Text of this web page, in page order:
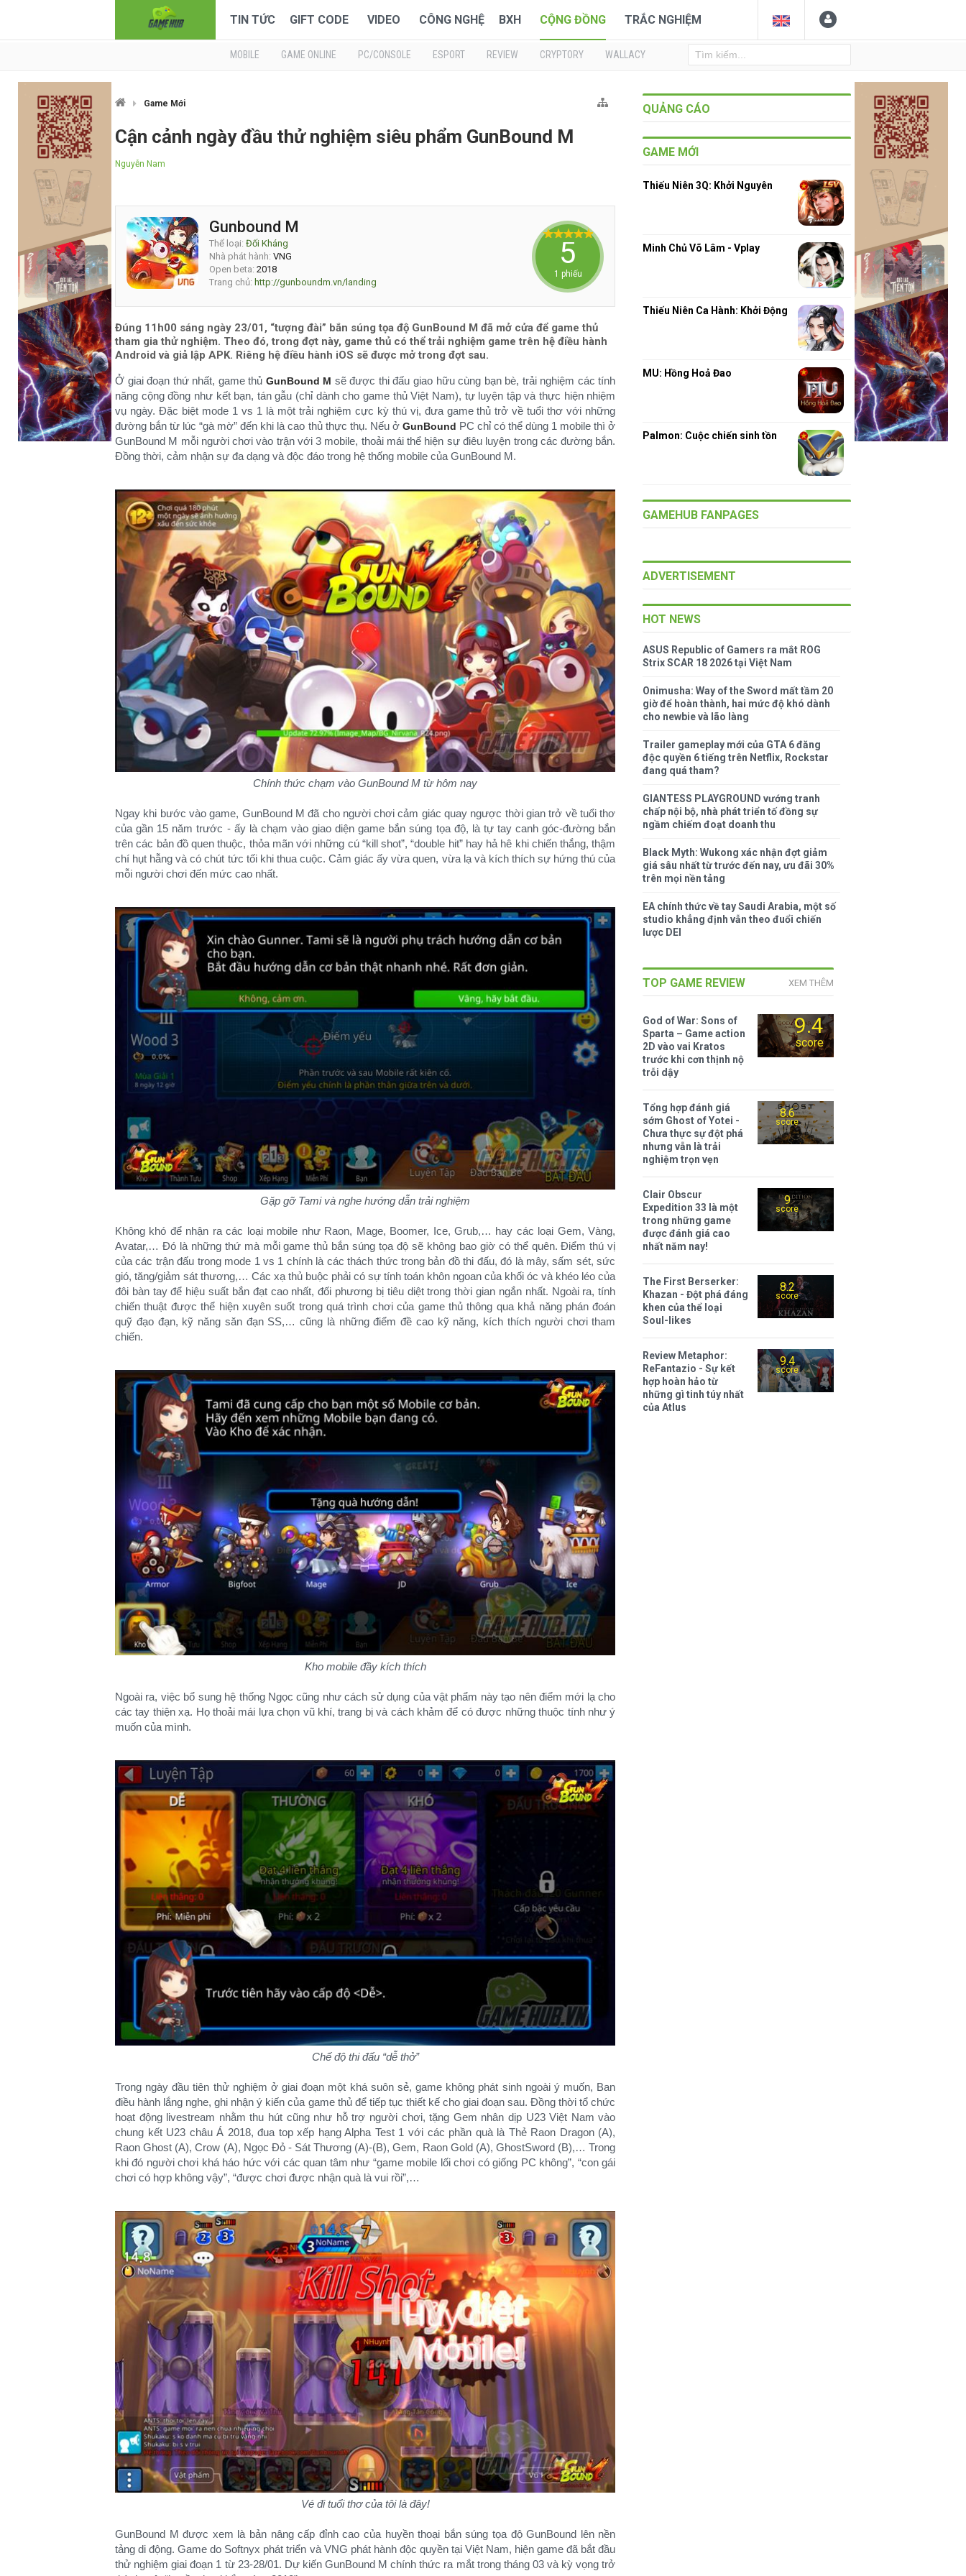
TIN TỨC GIFT CODE VIDEO CÔNG NGHỆ BXH CỘNG ĐỒNG TRẮC NGHIỆM
MOBILE GAME ONLINE PC/CONSOLE ESPORT REVIEW CRYPTORY WALLACY
Game Mới
Cận cảnh ngày đầu thử nghiệm siêu phẩm GunBound M
Nguyễn Nam
Gunbound M
Thể loại: Đối Kháng
Nhà phát hành: VNG
Open beta: 2018
Trang chủ: http://gunboundm.vn/landing
5
1 phiếu
Đúng 11h00 sáng ngày 23/01, “tượng đài” bắn súng tọa độ GunBound M đã mở cửa để game thủ
tham gia thử nghiệm. Theo đó, trong đợt này, game thủ có thể trải nghiệm game trên hệ điều hành
Android và giả lập APK. Riêng hệ điều hành iOS sẽ được mở trong đợt sau.
Ở giai đoạn thứ nhất, game thủ GunBound M sẽ được thi đấu giao hữu cùng bạn bè, trải nghiệm các tính
năng cộng đồng như kết bạn, tán gẫu (chỉ dành cho game thủ Việt Nam), tự luyện tập và thực hiện nhiệm
vụ ngày. Đặc biệt mode 1 vs 1 là một trải nghiệm cực kỳ thú vị, đưa game thủ trở về tuổi thơ với những
đường bắn từ lúc “gà mờ” đến khi là cao thủ thực thụ. Nếu ở GunBound PC chỉ có thể dùng 1 mobile thì ở
GunBound M mỗi người chơi vào trận với 3 mobile, thoải mái thể hiện sự điêu luyện trong các đường bắn.
Đồng thời, cảm nhận sự đa dạng và độc đáo trong hệ thống mobile của GunBound M.
Chính thức chạm vào GunBound M từ hôm nay
Ngay khi bước vào game, GunBound M đã cho người chơi cảm giác quay ngược thời gian trở về tuổi thơ
của gần 15 năm trước - ấy là chạm vào giao diện game bắn súng tọa độ, là tự tay canh góc-đường bắn
trên các bản đồ quen thuộc, thỏa mãn với những cú “kill shot”, “double hit” hay hả hê khi chiến thắng, thậm
chí hụt hẫng và có chút tức tối khi thua cuộc. Cảm giác ấy vừa quen, vừa lạ và kích thích sự hứng thú của
mỗi người chơi đến mức cao nhất.
Gặp gỡ Tami và nghe hướng dẫn trải nghiệm
Không khó để nhận ra các loại mobile như Raon, Mage, Boomer, Ice, Grub,… hay các loại Gem, Vàng,
Avatar,… Đó là những thứ mà mỗi game thủ bắn súng tọa độ sẽ không bao giờ có thể quên. Điểm thú vị
của các trận đấu trong mode 1 vs 1 chính là các thách thức trong bản đồ thi đấu, đó là mây, sấm sét, sức
gió, tăng/giảm sát thương,… Các xạ thủ buộc phải có sự tính toán khôn ngoan của khối óc và khéo léo của
đôi bàn tay để hiệu suất bắn đạt cao nhất, đối phương bị tiêu diệt trong thời gian ngắn nhất. Ngoài ra, tính
chiến thuật được thể hiện xuyên suốt trong quá trình chơi của game thủ thông qua khả năng phán đoán
quỹ đạo đạn, kỹ năng săn đạn SS,… cũng là những điểm đề cao kỹ năng, kích thích người chơi tham
chiến.
Kho mobile đầy kích thích
Ngoài ra, việc bổ sung hệ thống Ngọc cũng như cách sử dụng của vật phẩm này tạo nên điểm mới lạ cho
các tay thiện xạ. Họ thoải mái lựa chọn vũ khí, trang bị và cách khảm để có được những thuộc tính như ý
muốn của mình.
Chế độ thi đấu “dễ thở”
Trong ngày đầu tiên thử nghiệm ở giai đoạn một khá suôn sẻ, game không phát sinh ngoài ý muốn, Ban
điều hành lắng nghe, ghi nhận ý kiến của game thủ để tiếp tục thiết kế cho giai đoạn sau. Đồng thời tổ chức
hoạt động livestream nhằm thu hút cũng như hỗ trợ người chơi, tặng Gem nhân dịp U23 Việt Nam vào
chung kết U23 châu Á 2018, đua top xếp hạng Alpha Test 1 với các phần quà là Thẻ Raon Dragon (A),
Raon Ghost (A), Crow (A), Ngọc Đỏ - Sát Thương (A)-(B), Gem, Raon Gold (A), GhostSword (B),… Trong
khi đó người chơi khá háo hức với các quan tâm như “game mobile lối chơi có giống PC không”, “con gái
chơi có hợp không vậy”, “được chơi được nhận quà là vui rồi”,…
Vé đi tuổi thơ của tôi là đây!
GunBound M được xem là bản nâng cấp đỉnh cao của huyền thoại bắn súng tọa độ GunBound lên nền
tảng di động. Game do Softnyx phát triển và VNG phát hành độc quyền tại Việt Nam, hiện game đã bắt đầu
thử nghiệm giai đoạn 1 từ 23-28/01. Dự kiến GunBound M chính thức ra mắt trong tháng 03 và kỳ vọng trở
QUẢNG CÁO
GAME MỚI
Thiếu Niên 3Q: Khởi Nguyên
Minh Chủ Võ Lâm - Vplay
Thiếu Niên Ca Hành: Khởi Động
MU: Hồng Hoả Đao
Palmon: Cuộc chiến sinh tồn
GAMEHUB FANPAGES
ADVERTISEMENT
HOT NEWS
ASUS Republic of Gamers ra mắt ROG
Strix SCAR 18 2026 tại Việt Nam
Onimusha: Way of the Sword mất tầm 20
giờ để hoàn thành, hai mức độ khó dành
cho newbie và lão làng
Trailer gameplay mới của GTA 6 đăng
độc quyền 6 tiếng trên Netflix, Rockstar
đang quá tham?
GIANTESS PLAYGROUND vướng tranh
chấp nội bộ, nhà phát triển tố đồng sự
ngầm chiếm đoạt doanh thu
Black Myth: Wukong xác nhận đợt giảm
giá sâu nhất từ trước đến nay, ưu đãi 30%
trên mọi nền tảng
EA chính thức về tay Saudi Arabia, một số
studio khẳng định vẫn theo đuổi chiến
lược DEI
TOP GAME REVIEW XEM THÊM
9.4
score
God of War: Sons of
Sparta – Game action
2D vào vai Kratos
trước khi cơn thịnh nộ
trỗi dậy
8.6
score
Tổng hợp đánh giá
sớm Ghost of Yotei -
Chưa thực sự đột phá
nhưng vẫn là trải
nghiệm trọn vẹn
9
score
Clair Obscur
Expedition 33 là một
trong những game
được đánh giá cao
nhất năm nay!
8.2
score
The First Berserker:
Khazan - Đột phá đáng
khen của thể loại
Soul-likes
9.4
score
Review Metaphor:
ReFantazio - Sự kết
hợp hoàn hảo từ
những gì tinh túy nhất
của Atlus